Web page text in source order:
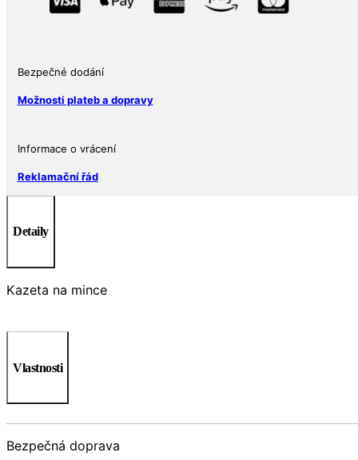
mahagon
Bezpečné dodání
Možnosti plateb a dopravy
Informace o vrácení
Reklamační řád
Detaily
Kazeta na mince
Vlastnosti
Bezpečná doprava